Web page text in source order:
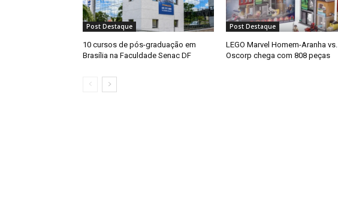
Post Destaque
10 cursos de pós-graduação em
Brasília na Faculdade Senac DF
Post Destaque
LEGO Marvel Homem-Aranha vs.
Oscorp chega com 808 peças